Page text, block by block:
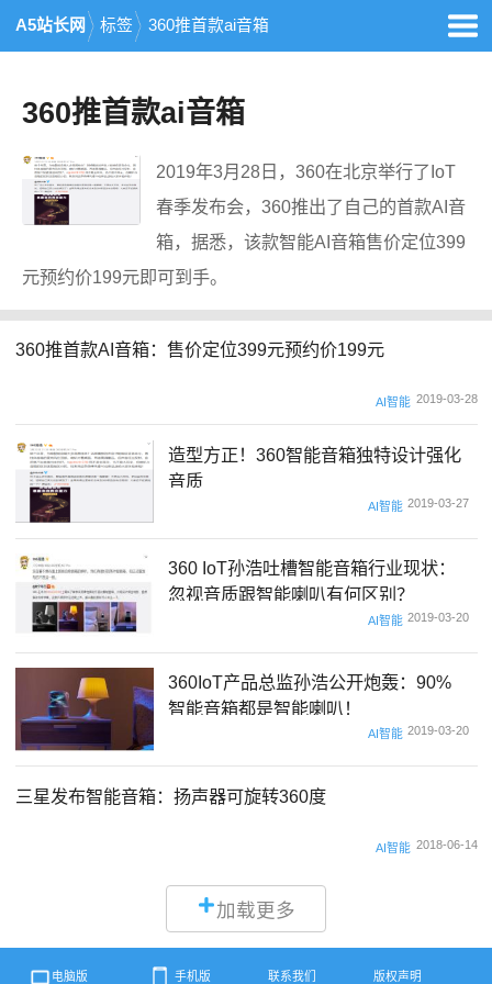
A5站长网 标签 360推首款ai音箱
360推首款ai音箱
2019年3月28日，360在北京举行了IoT
春季发布会，360推出了自己的首款AI音
箱，据悉，该款智能AI音箱售价定位399
元预约价199元即可到手。
360推首款AI音箱：售价定位399元预约价199元
AI智能 2019-03-28
造型方正！360智能音箱独特设计强化
音质
AI智能 2019-03-27
360 IoT孙浩吐槽智能音箱行业现状：
忽视音质跟智能喇叭有何区别？
AI智能 2019-03-20
360IoT产品总监孙浩公开炮轰：90%
智能音箱都是智能喇叭！
AI智能 2019-03-20
三星发布智能音箱：扬声器可旋转360度
AI智能 2018-06-14
加载更多
电脑版 手机版 联系我们 版权声明